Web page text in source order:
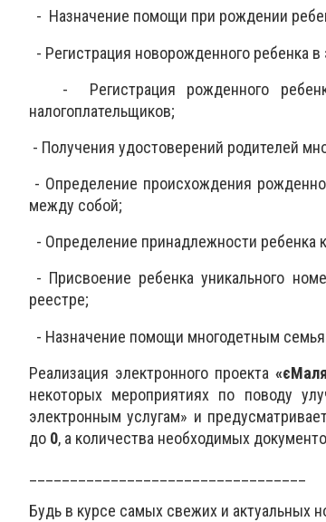
- Назначение помощи при рождении
- Регистрация новорожденного ребенка
- Регистрация рожденного
налогоплательщиков;
- Получения удостоверений родителей
- Определение происхождения
между собой;
- Определение принадлежности ребенка
- Присвоение ребенка уникального
реестре;
- Назначение помощи многодетным
Реализация электронного проекта «
некоторых мероприятиях по поводу
электронным услугам» и
до 0, а количества необходимых
Будь в курсе самых свежих и актуальных